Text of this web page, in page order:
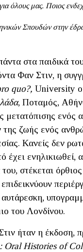
όλους μας. Ποιος
Σπουδών στην
στα παιδικά
Φαν Στιν, η
quo?, University
, Ποταμός,
μετατόπισης
ζωής ενός
Κανείς δεν
έχει
στέκεται
αυτάρεσκη,
του Λονδίνου.
ήταν η έκδοση,
Oral Histories of